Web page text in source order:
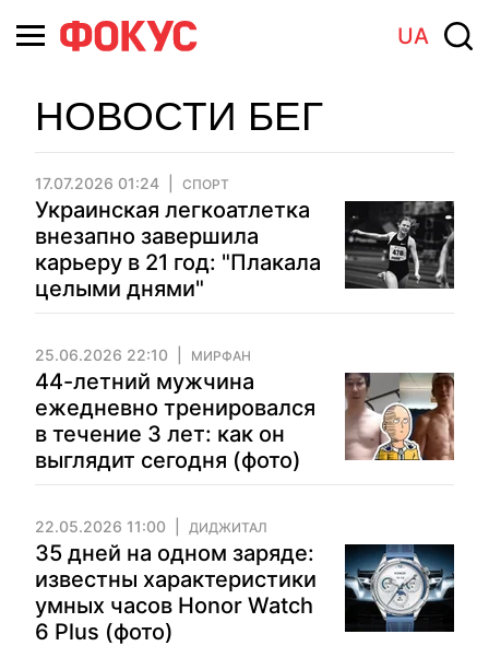
UA
НОВОСТИ БЕГ
17.07.2026 01:24 СПОРТ
Украинская легкоатлетка
внезапно завершила
карьеру в 21 год: "Плакала
целыми днями"
25.06.2026 22:10 МИРФАН
44-летний мужчина
ежедневно тренировался
в течение 3 лет: как он
выглядит сегодня (фото)
22.05.2026 11:00 ДИДЖИТАЛ
35 дней на одном заряде:
известны характеристики
умных часов Honor Watch
6 Plus (фото)